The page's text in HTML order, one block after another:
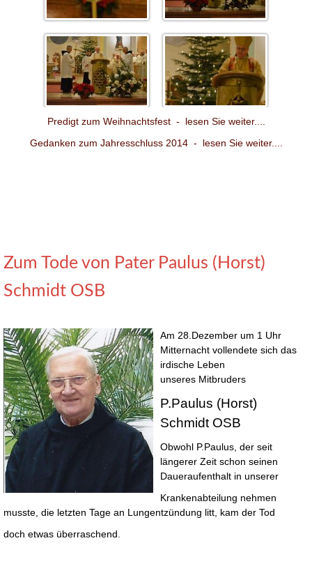
Predigt zum Weihnachtsfest - lesen Sie weiter....
Gedanken zum Jahresschluss 2014 - lesen Sie weiter....
Zum Tode von Pater Paulus (Horst)
Schmidt OSB
Am 28.Dezember um 1 Uhr
Mitternacht vollendete sich das
irdische Leben
unseres Mitbruders
P.Paulus (Horst)
Schmidt OSB
Obwohl P.Paulus, der seit
längerer Zeit schon seinen
Daueraufenthalt in unserer
Krankenabteilung nehmen
musste, die letzten Tage an Lungentzündung litt, kam der Tod
doch etwas überraschend.